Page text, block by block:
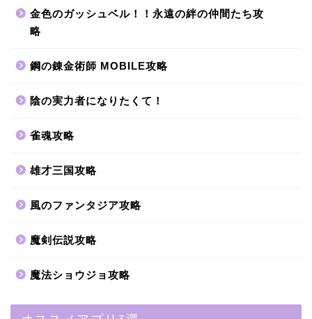
金色のガッシュベル！！永遠の絆の仲間たち攻
略
鋼の錬金術師 MOBILE攻略
陰の実力者になりたくて！
雀魂攻略
雄才三国攻略
風のファンタジア攻略
魔剣伝説攻略
魔法ショウジョ攻略